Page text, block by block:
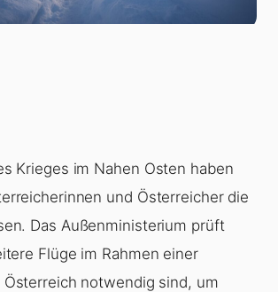
Krieges im Nahen Osten haben
und Österreicher die
Das Außenministerium prüft
Flüge im Rahmen einer
Österreich notwendig sind, um